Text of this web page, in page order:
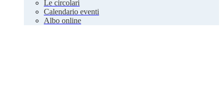
Le circolari
Calendario eventi
Albo online